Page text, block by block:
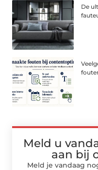
De
Meld u
aan bij
Meld je vandaag